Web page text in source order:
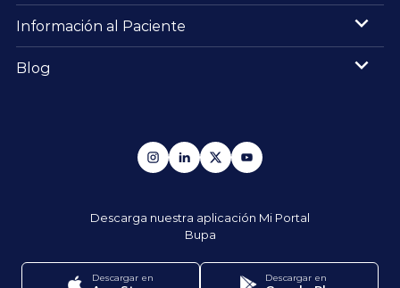
Información al Paciente
Blog
Descarga nuestra aplicación Mi Portal
Bupa
Descargar en Descargar en